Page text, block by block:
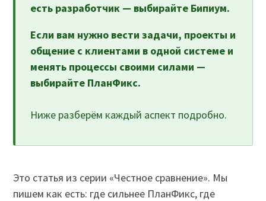
есть разработчик — выбирайте Бипиум.
Если вам нужно вести задачи, проекты и
общение с клиентами в одной системе и
менять процессы своими силами —
выбирайте ПланФикс.
Ниже разберём каждый аспект подробно.
Это статья из серии «Честное сравнение». Мы
пишем как есть: где сильнее ПланФикс, где